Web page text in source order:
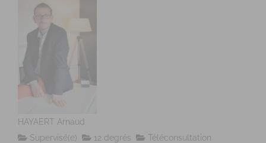
HAYAERT Arnaud
Supervisé(e)
12 degrés
Téléconsultation